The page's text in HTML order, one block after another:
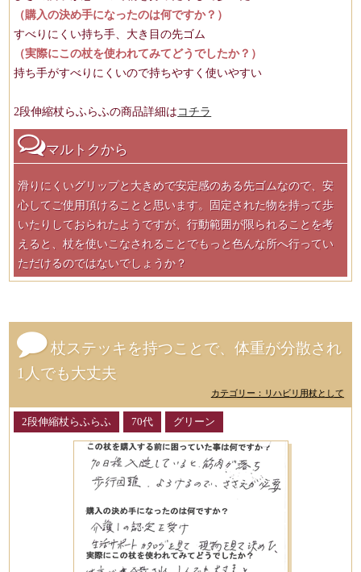
（購入の決め手になったのは何ですか？）
すべりにくい持ち手、大き目の先ゴム
（実際にこの杖を使われてみてどうでしたか？）
持ち手がすべりにくいので持ちやすく使いやすい
2段伸縮杖らふらふの商品詳細はコチラ
マルトクから
滑りにくいグリップと大きめで安定感のある先ゴムなので、安
心してご使用頂けることと思います。固定された物を持って歩
いたりしておられたようですが、行動範囲が限られることを考
えると、杖を使いこなされることでもっと色んな所へ行ってい
ただけるのではないでしょうか？
杖ステッキを持つことで、体重が分散され
1人でも大丈夫
カテゴリー：リハビリ用杖として
2段伸縮杖らふらふ 70代 グリーン